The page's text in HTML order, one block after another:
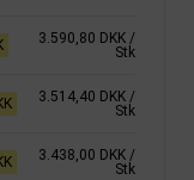
3.590,80 DKK /
Stk
3.514,40 DKK /
Stk
3.438,00 DKK /
Stk